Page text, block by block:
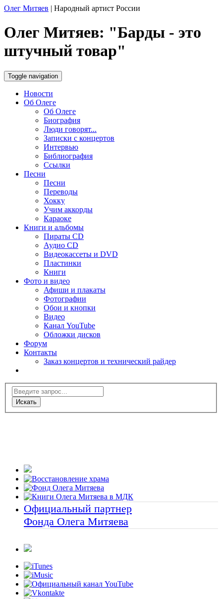
Олег Митяев | Народный артист России
Олег Митяев: "Барды - это
штучный товар"
Toggle navigation
Новости
Об Олеге
Об Олеге
Биография
Люди говорят...
Записки с концертов
Интервью
Библиография
Ссылки
Песни
Песни
Переводы
Хокку
Учим аккорды
Караоке
Книги и альбомы
Пираты CD
Аудио CD
Видеокассеты и DVD
Пластинки
Книги
Фото и видео
Афиши и плакаты
Фотографии
Обои и кнопки
Видео
Канал YouTube
Обложки дисков
Форум
Контакты
Заказ концертов и технический райдер
Искать
Официальный партнер
Фонда Олега Митяева